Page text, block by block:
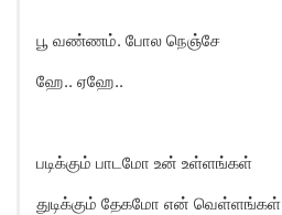
பூ வண்ணம். போல நெஞ்சே
ஹே.. ஏஹே..
படிக்கும் பாடமோ உன் உள்ளங்கள்
துடிக்கும் தேகமோ என் வெள்ளங்கள்